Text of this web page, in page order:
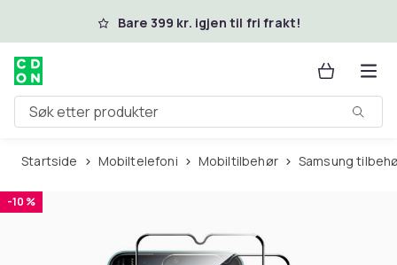
Hopp til hovedinnholdBare 399 kr. igjen til fri frakt!
Søk etter produkter
Startside Mobiltelefoni Mobiltilbehør Samsung
-10 %